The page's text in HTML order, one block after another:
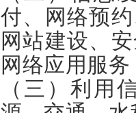
付、网络预
网站建设、
网络应用服务
（三）利用